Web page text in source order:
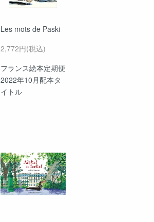
Les mots de Paski
2,772円(税込)
フランス絵本定期便
2022年10月配本タ
イトル